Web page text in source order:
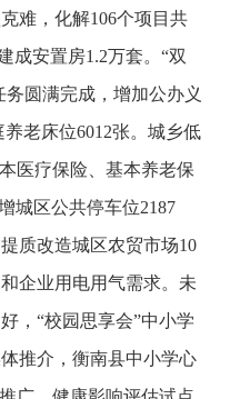
难，化解106个项目共
成安置房1.2万套。“双
务圆满完成，增加公办义
老床位6012张。城乡低
医疗保险、基本养老保
城区公共停车位2187
质改造城区农贸市场10
企业用电用气需求。未
，“校园思享会”中小学
推介，衡南县中小学心